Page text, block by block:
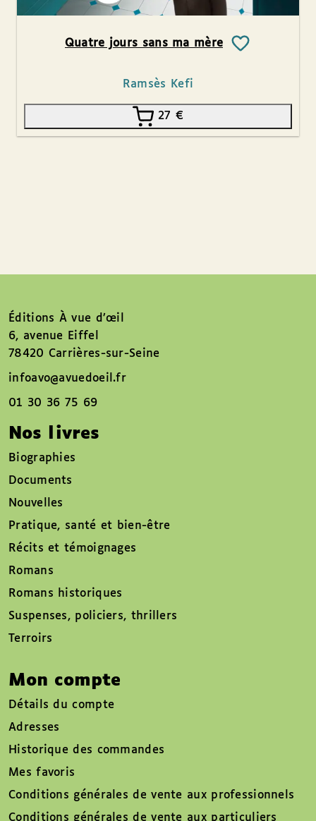
Quatre jours sans ma mère
Ramsès Kefi
27 €
Éditions À vue d’œil
6, avenue Eiffel
78420 Carrières-sur-Seine
infoavo@avuedoeil.fr
01 30 36 75 69
Nos livres
Biographies
Documents
Nouvelles
Pratique, santé et bien-être
Récits et témoignages
Romans
Romans historiques
Suspenses, policiers, thrillers
Terroirs
Mon compte
Détails du compte
Adresses
Historique des commandes
Mes favoris
Conditions générales de vente aux professionnels
Conditions générales de vente aux particuliers